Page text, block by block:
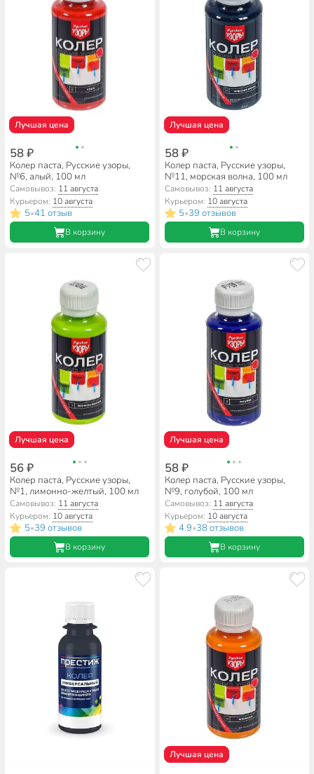
Лучшая цена
58 ₽
Колер паста, Русские узоры,
№6, алый, 100 мл
Самовывоз: 11 августа
Курьером: 10 августа
5•41 отзыв
В корзину
Лучшая цена
58 ₽
Колер паста, Русские узоры,
№11, морская волна, 100 мл
Самовывоз: 11 августа
Курьером: 10 августа
5•39 отзывов
В корзину
Лучшая цена
56 ₽
Колер паста, Русские узоры,
№1, лимонно-желтый, 100 мл
Самовывоз: 11 августа
Курьером: 10 августа
5•39 отзывов
В корзину
Лучшая цена
58 ₽
Колер паста, Русские узоры,
№9, голубой, 100 мл
Самовывоз: 11 августа
Курьером: 10 августа
4.9•38 отзывов
В корзину
Лучшая цена